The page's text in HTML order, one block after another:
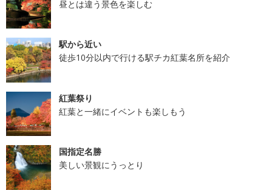
昼とは違う景色を楽しむ
駅から近い
徒歩10分以内で行ける駅チカ紅葉名所を紹介
紅葉祭り
紅葉と一緒にイベントも楽しもう
国指定名勝
美しい景観にうっとり